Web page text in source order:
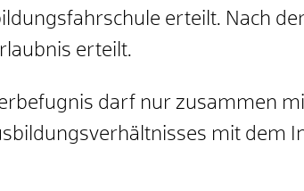
erteilt. Nach
erteilt.
darf nur zusammen
mit dem